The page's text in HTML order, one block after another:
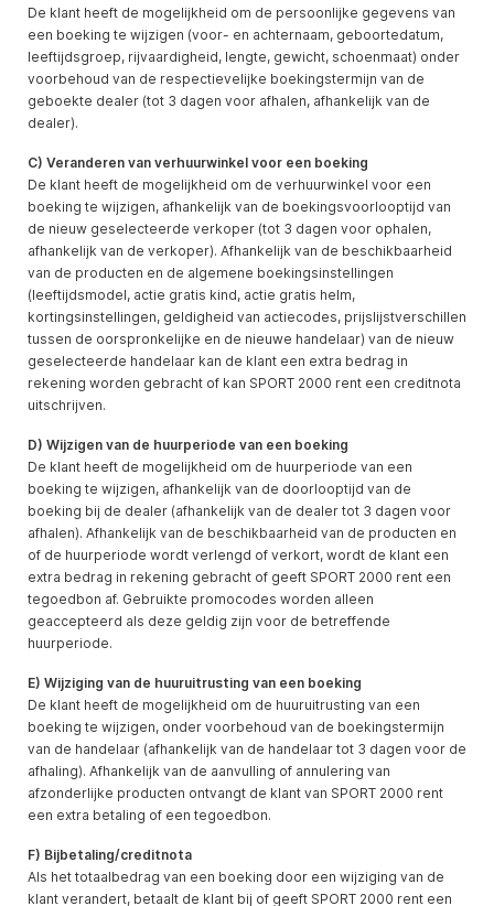
De klant heeft de mogelijkheid om de persoonlijke gegevens van
een boeking te wijzigen (voor- en achternaam, geboortedatum,
leeftijdsgroep, rijvaardigheid, lengte, gewicht, schoenmaat) onder
voorbehoud van de respectievelijke boekingstermijn van de
geboekte dealer (tot 3 dagen voor afhalen, afhankelijk van de
dealer).
C) Veranderen van verhuurwinkel voor een boeking
De klant heeft de mogelijkheid om de verhuurwinkel voor een
boeking te wijzigen, afhankelijk van de boekingsvoorlooptijd van
de nieuw geselecteerde verkoper (tot 3 dagen voor ophalen,
afhankelijk van de verkoper). Afhankelijk van de beschikbaarheid
van de producten en de algemene boekingsinstellingen
(leeftijdsmodel, actie gratis kind, actie gratis helm,
kortingsinstellingen, geldigheid van actiecodes, prijslijstverschillen
tussen de oorspronkelijke en de nieuwe handelaar) van de nieuw
geselecteerde handelaar kan de klant een extra bedrag in
rekening worden gebracht of kan SPORT 2000 rent een creditnota
uitschrijven.
D) Wijzigen van de huurperiode van een boeking
De klant heeft de mogelijkheid om de huurperiode van een
boeking te wijzigen, afhankelijk van de doorlooptijd van de
boeking bij de dealer (afhankelijk van de dealer tot 3 dagen voor
afhalen). Afhankelijk van de beschikbaarheid van de producten en
of de huurperiode wordt verlengd of verkort, wordt de klant een
extra bedrag in rekening gebracht of geeft SPORT 2000 rent een
tegoedbon af. Gebruikte promocodes worden alleen
geaccepteerd als deze geldig zijn voor de betreffende
huurperiode.
E) Wijziging van de huuruitrusting van een boeking
De klant heeft de mogelijkheid om de huuruitrusting van een
boeking te wijzigen, onder voorbehoud van de boekingstermijn
van de handelaar (afhankelijk van de handelaar tot 3 dagen voor de
afhaling). Afhankelijk van de aanvulling of annulering van
afzonderlijke producten ontvangt de klant van SPORT 2000 rent
een extra betaling of een tegoedbon.
F) Bijbetaling/creditnota
Als het totaalbedrag van een boeking door een wijziging van de
klant verandert, betaalt de klant bij of geeft SPORT 2000 rent een